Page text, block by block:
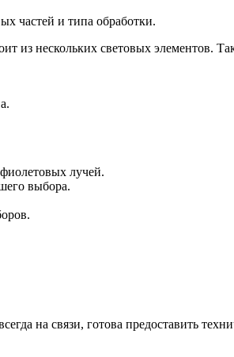
частей и типа обработки.
из нескольких световых элементов.
лучей.
выбора.
на связи, готова предоставить